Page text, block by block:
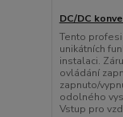
DC/DC
Tento
unikátních
instalaci.
ovládání
zapnuto/
odolného
Vstup pro